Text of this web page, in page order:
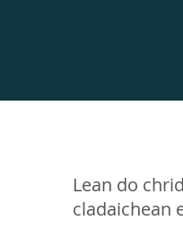
Lean do
cladaichean